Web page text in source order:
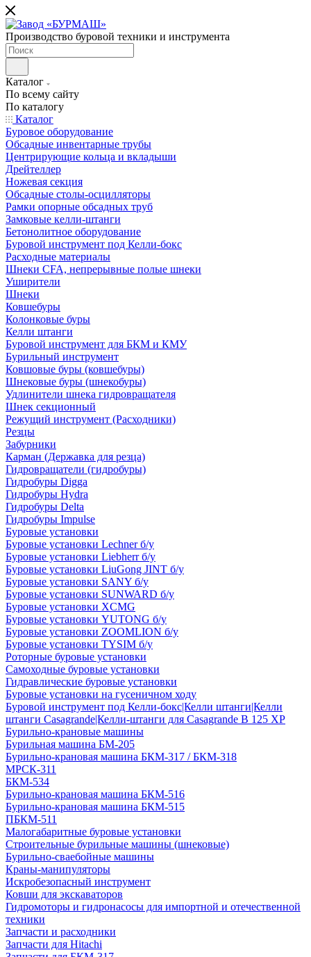
Производство буровой техники и инструмента
Каталог
По всему сайту
По каталогу
Каталог
Буровое оборудование
Обсадные инвентарные трубы
Центрирующие кольца и вкладыши
Дрейтеллер
Ножевая секция
Обсадные столы-осцилляторы
Рамки опорные обсадных труб
Замковые келли-штанги
Бетонолитное оборудование
Буровой инструмент под Келли-бокс
Расходные материалы
Шнеки CFA, непрерывные полые шнеки
Уширители
Шнеки
Ковшебуры
Колонковые буры
Келли штанги
Буровой инструмент для БКМ и КМУ
Бурильный инструмент
Ковшовые буры (ковшебуры)
Шнековые буры (шнекобуры)
Удлинители шнека гидровращателя
Шнек секционный
Режущий инструмент (Расходники)
Резцы
Забурники
Карман (Державка для резца)
Гидровращатели (гидробуры)
Гидробуры Digga
Гидробуры Hydra
Гидробуры Delta
Гидробуры Impulse
Буровые установки
Буровые установки Lechner б/у
Буровые установки Liebherr б/у
Буровые установки LiuGong JINT б/у
Буровые установки SANY б/у
Буровые установки SUNWARD б/у
Буровые установки XCMG
Буровые установки YUTONG б/у
Буровые установки ZOOMLION б/у
Буровые установки TYSIM б/у
Роторные буровые установки
Самоходные буровые установки
Гидравлические буровые установки
Буровые установки на гусеничном ходу
Буровой инструмент под Келли-бокс|Келли штанги|Келли
штанги Casagrande|Келли-штанги для Casagrande B 125 XP
Бурильно-крановые машины
Бурильная машина БМ-205
Бурильно-крановая машина БКМ-317 / БКМ-318
МРСК-311
БКМ-534
Бурильно-крановая машина БКМ-516
Бурильно-крановая машина БКМ-515
ПБКМ-511
Малогабаритные буровые установки
Строительные бурильные машины (шнековые)
Бурильно-сваебойные машины
Краны-манипуляторы
Искробезопасный инструмент
Ковши для экскаваторов
Гидромоторы и гидронасосы для импортной и отечественной
техники
Запчасти и расходники
Запчасти для Hitachi